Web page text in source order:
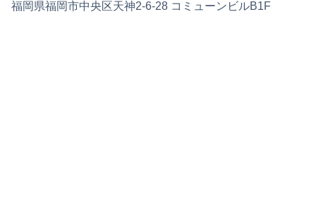
福岡県福岡市中央区天神2-6-28 コミューンビルB1F